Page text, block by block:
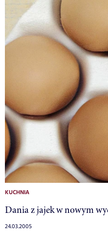
KUCHNIA
Dania z jajek w nowym
24.03.2005